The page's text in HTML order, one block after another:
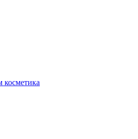
косметика